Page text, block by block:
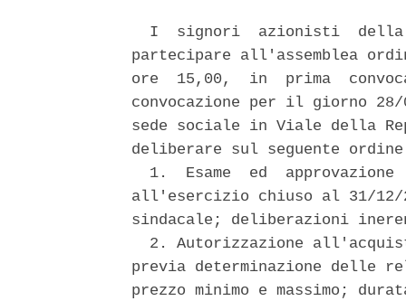
I  signori  azionisti
partecipare all'assemblea
ore  15,00,  in  prima
convocazione per il giorno
sede sociale in Viale della
deliberare sul seguente
1.  Esame  ed  approvazione
all'esercizio chiuso al 31/
sindacale; deliberazioni
2. Autorizzazione
previa determinazione delle
prezzo minimo e massimo;